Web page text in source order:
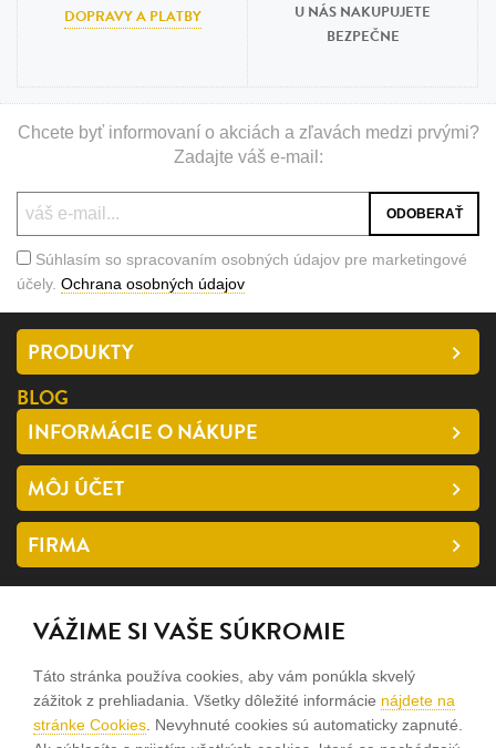
DOPRAVY A PLATBY
U NÁS NAKUPUJETE
BEZPEČNE
Chcete byť informovaní o akciách a zľavách medzi prvými?
Zadajte váš e-mail:
Súhlasím so spracovaním osobných údajov pre marketingové
účely. Ochrana osobných údajov
PRODUKTY
BLOG
INFORMÁCIE O NÁKUPE
MÔJ ÚČET
FIRMA
SLEDUJTE NÁS
facebook
instagram
VÁŽIME SI VAŠE SÚKROMIE
Táto stránka používa cookies, aby vám ponúkla skvelý
zážitok z prehliadania. Všetky dôležité informácie nájdete na
stránke Cookies . Nevyhnuté cookies sú automaticky zapnuté.